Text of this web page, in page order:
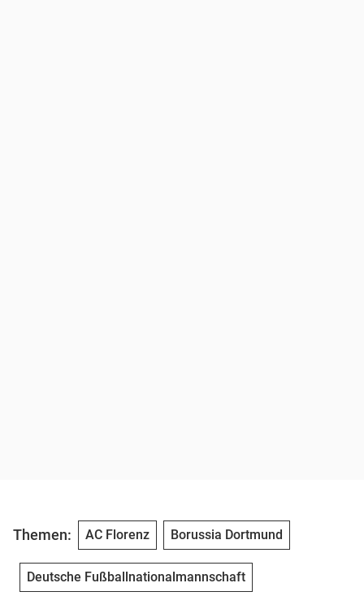
Themen: AC Florenz Borussia Dortmund
Deutsche Fußballnationalmannschaft